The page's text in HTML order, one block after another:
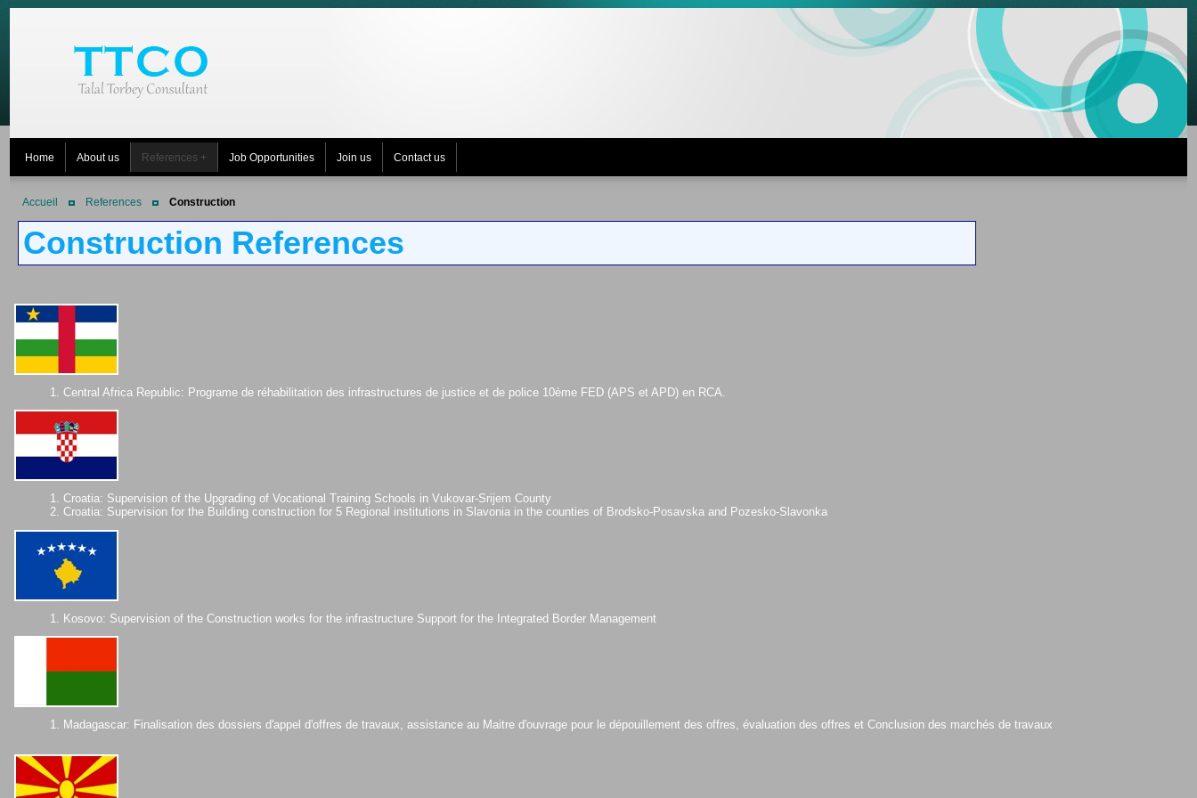
Home About us References + Job Opportunities Join us Contact us
Accueil References Construction
Construction References
1. Central Africa Republic: Programe de réhabilitation des infrastructures de justice et de police 10ème FED (APS et APD) en RCA.
1. Croatia: Supervision of the Upgrading of Vocational Training Schools in Vukovar-Srijem County
2. Croatia: Supervision for the Building construction for 5 Regional institutions in Slavonia in the counties of Brodsko-Posavska and Pozesko-Slavonka
1. Kosovo: Supervision of the Construction works for the infrastructure Support for the Integrated Border Management
1. Madagascar: Finalisation des dossiers d'appel d'offres de travaux, assistance au Maitre d'ouvrage pour le dépouillement des offres, évaluation des offres et Conclusion des marchés de travaux